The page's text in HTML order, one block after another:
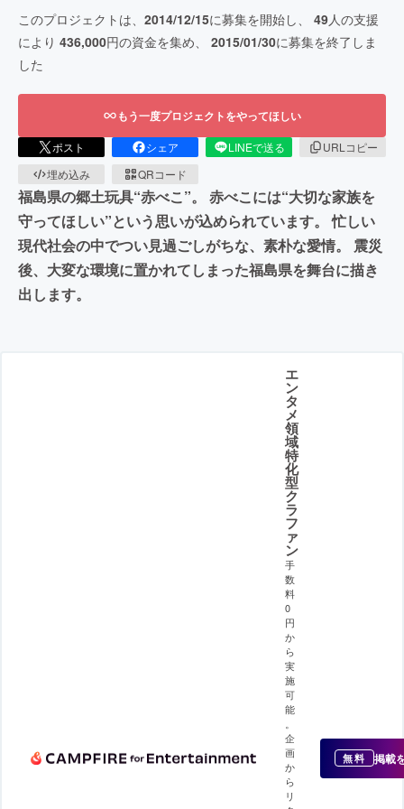
このプロジェクトは、 2014/12/15に募集を開始し、 49人の支援
により 436,000円の資金を集め、 2015/01/30に募集を終了しま
した
もう一度プロジェクトをやってほしい
ポスト シェア LINEで送る
URLコピー
埋め込み
QRコード
福島県の郷土玩具“赤べこ”。 赤べこには“大切な家族を
守ってほしい”という思いが込められています。 忙しい
現代社会の中でつい見過ごしがちな、素朴な愛情。 震災
後、大変な環境に置かれてしまった福島県を舞台に描き
出します。
エ
ン
タ
メ
領
域
特
化
型
ク
ラ
フ
ァ
ン
手
数
料
0
円
か
ら
実
施
可
能
企
画
か
ら
リ
無料 掲載